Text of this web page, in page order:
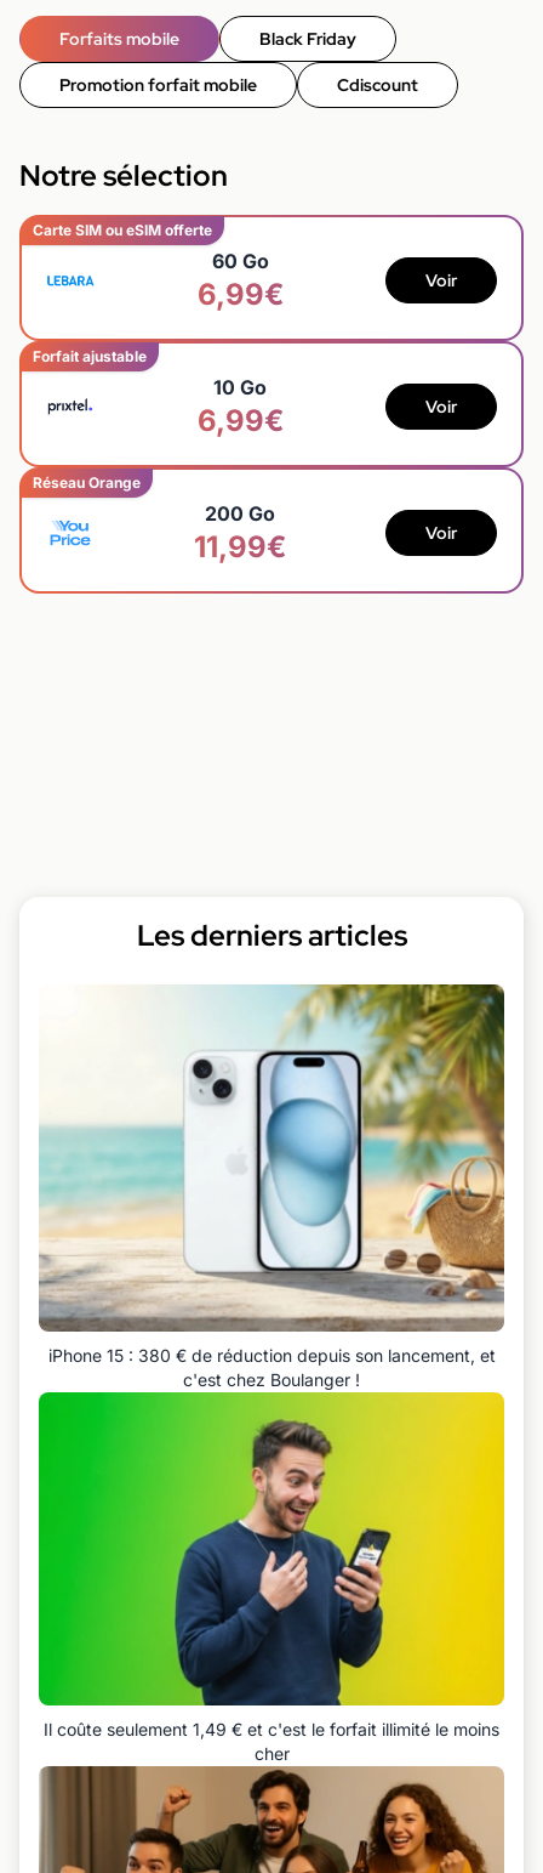
Forfaits mobile Black Friday
Promotion forfait mobile Cdiscount
Notre sélection
Carte SIM ou eSIM offerte
60 Go
6,99€ Voir
Forfait ajustable
10 Go
6,99€ Voir
Réseau Orange
200 Go
11,99€ Voir
Les derniers articles
iPhone 15 : 380 € de réduction depuis son lancement, et
c'est chez Boulanger !
Il coûte seulement 1,49 € et c'est le forfait illimité le moins
cher